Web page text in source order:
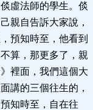
虛法師的學生。倓
親自告訴大家說，
預知時至，他看到
算，那更多了，親
裡面，我們這個大
講的三個往生的，
知時至，自在往